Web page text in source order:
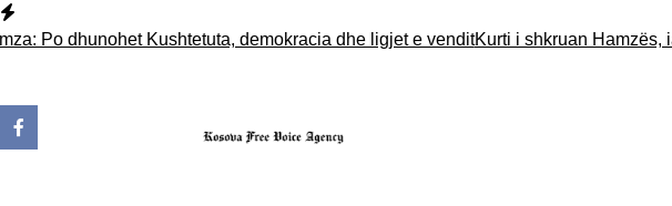
Skip
todhunohet Kushtetuta, demokracia dhe ligjet e venditKurti i shkruan Hamzës, ia